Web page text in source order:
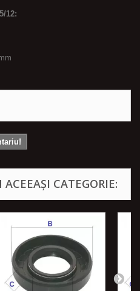
12:
CATEGORIE: